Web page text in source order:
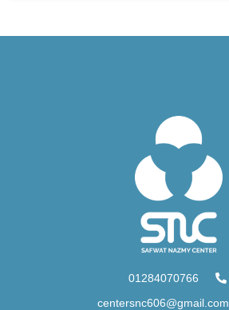
01284070766
centersnc606@gmail.com